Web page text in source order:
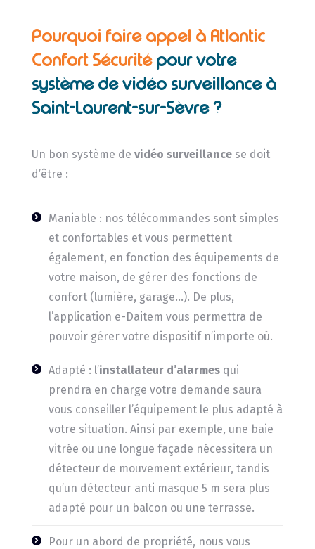
Pourquoi faire appel à Atlantic
Confort Sécurité pour votre
système de vidéo surveillance à
Saint-Laurent-sur-Sèvre ?
Un bon système de vidéo surveillancese doit
d’être :
Maniable : nos télécommandes sont simples
et confortables et vous permettent
également, en fonction des équipements de
votre maison, de gérer des fonctions de
confort (lumière, garage…). De plus,
l’application e-Daitem vous permettra de
pouvoir gérer votre dispositif n’importe où.
Adapté : l’installateur d’alarmesqui
prendra en charge votre demande saura
vous conseiller l’équipement le plus adapté à
votre situation. Ainsi par exemple, une baie
vitrée ou une longue façade nécessitera un
détecteur de mouvement extérieur, tandis
qu’un détecteur anti masque 5 m sera plus
adapté pour un balcon ou une terrasse.
Pour un abord de propriété, nous vous